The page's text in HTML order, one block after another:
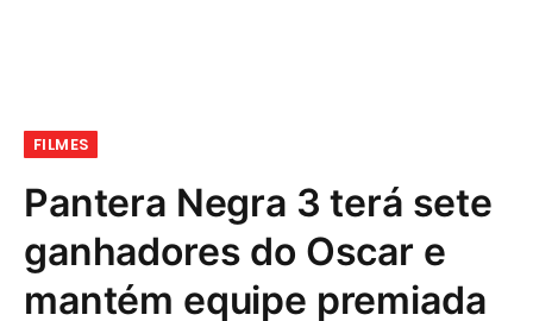
FILMES
Pantera Negra 3 terá sete
ganhadores do Oscar e
mantém equipe premiada